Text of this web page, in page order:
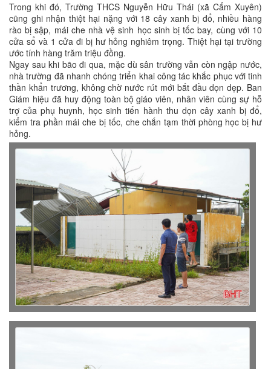
Trong khi đó, Trường THCS Nguyễn Hữu Thái (xã Cẩm Xuyên)
cũng ghi nhận thiệt hại nặng với 18 cây xanh bị đổ, nhiều hàng
rào bị sập, mái che nhà vệ sinh học sinh bị tốc bay, cùng với 10
cửa sổ và 1 cửa đi bị hư hỏng nghiêm trọng. Thiệt hại tại trường
ước tính hàng trăm triệu đồng.
Ngay sau khi bão đi qua, mặc dù sân trường vẫn còn ngập nước,
nhà trường đã nhanh chóng triển khai công tác khắc phục với tinh
thần khẩn trương, không chờ nước rút mới bắt đầu dọn dẹp. Ban
Giám hiệu đã huy động toàn bộ giáo viên, nhân viên cùng sự hỗ
trợ của phụ huynh, học sinh tiến hành thu dọn cây xanh bị đổ,
kiểm tra phần mái che bị tốc, che chắn tạm thời phòng học bị hư
hỏng.